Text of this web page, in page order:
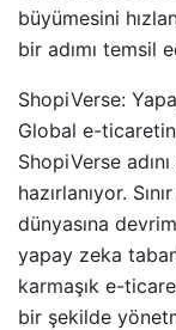
büyümesini
bir adımı temsil
ShopiVerse:
Global e-
ShopiVerse
hazırlanıyor.
dünyasına
yapay zeka
karmaşık e-
bir şekilde